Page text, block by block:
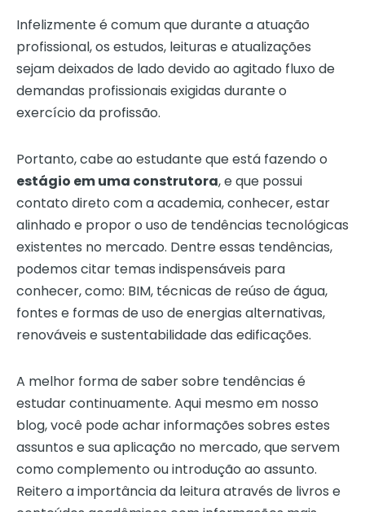
Infelizmente é comum que durante a atuação
profissional, os estudos, leituras e atualizações
sejam deixados de lado devido ao agitado fluxo de
demandas profissionais exigidas durante o
exercício da profissão.
Portanto, cabe ao estudante que está fazendo o
estágio em uma construtora, e que possui
contato direto com a academia, conhecer, estar
alinhado e propor o uso de tendências tecnológicas
existentes no mercado. Dentre essas tendências,
podemos citar temas indispensáveis para
conhecer, como: BIM, técnicas de reúso de água,
fontes e formas de uso de energias alternativas,
renováveis e sustentabilidade das edificações.
A melhor forma de saber sobre tendências é
estudar continuamente. Aqui mesmo em nosso
blog, você pode achar informações sobres estes
assuntos e sua aplicação no mercado, que servem
como complemento ou introdução ao assunto.
Reitero a importância da leitura através de livros e